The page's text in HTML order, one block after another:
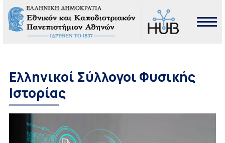
Ελληνικοί Σύλλογοι Φυσικής
Ιστορίας